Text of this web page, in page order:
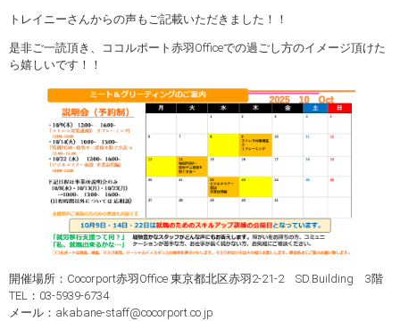
トレイニーさんからの声もご記載いただきました！！
是非ご一読頂き、ココルポート赤羽Officeでの過ごし方のイメージ頂けた
ら嬉しいです！！
開催場所：Cocorport赤羽Office 東京都北区赤羽2-21-2 SD.Building 3階
TEL：03-5939-6734
メール：akabane-staff@cocorport.co.jp